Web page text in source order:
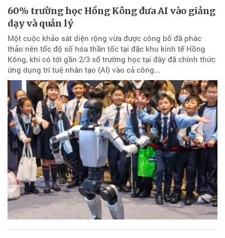
60% trường học Hồng Kông đưa AI vào giảng
dạy và quản lý
Một cuộc khảo sát diện rộng vừa được công bố đã phác
thảo nên tốc độ số hóa thần tốc tại đặc khu kinh tế Hồng
Kông, khi có tới gần 2/3 số trường học tại đây đã chính thức
ứng dụng trí tuệ nhân tạo (AI) vào cả công...